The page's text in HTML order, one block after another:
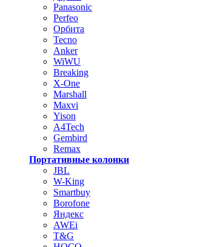
Panasonic
Perfeo
Орбита
Tecno
Anker
WiWU
Breaking
X-One
Marshall
Maxvi
Yison
A4Tech
Gembird
Remax
Портативные колонки
JBL
W-King
Smartbuy
Borofone
Яндекс
AWEi
T&G